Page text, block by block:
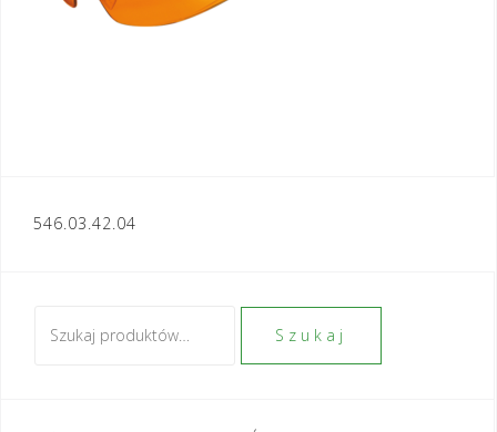
Nawigacja
546.03.42.04
Szukaj